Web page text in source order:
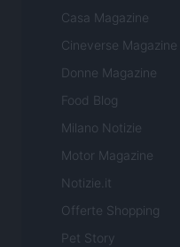
Casa Magazine
Cineverse Magazine
Donne Magazine
Food Blog
Milano Notizie
Motor Magazine
Notizie.it
Offerte Shopping
Pet Story